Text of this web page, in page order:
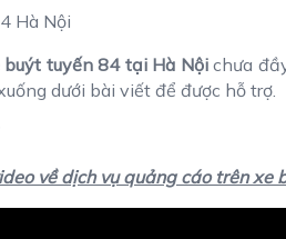
buýt tuyến 84 tại Hà Nộichưa
dưới bài viết để được hỗ trợ.
về dịch vụ quảng cáo trên xe